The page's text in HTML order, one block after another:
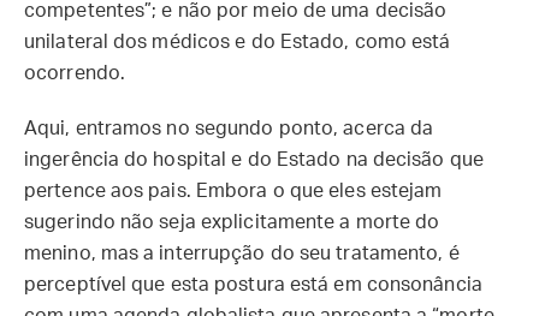
competentes”; e não por meio de uma decisão
unilateral dos médicos e do Estado, como está
ocorrendo.
Aqui, entramos no segundo ponto, acerca da
ingerência do hospital e do Estado na decisão que
pertence aos pais. Embora o que eles estejam
sugerindo não seja explicitamente a morte do
menino, mas a interrupção do seu tratamento, é
perceptível que esta postura está em consonância